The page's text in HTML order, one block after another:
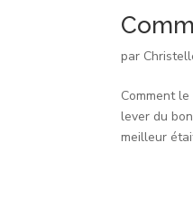
par
Comment
lever du
meilleur